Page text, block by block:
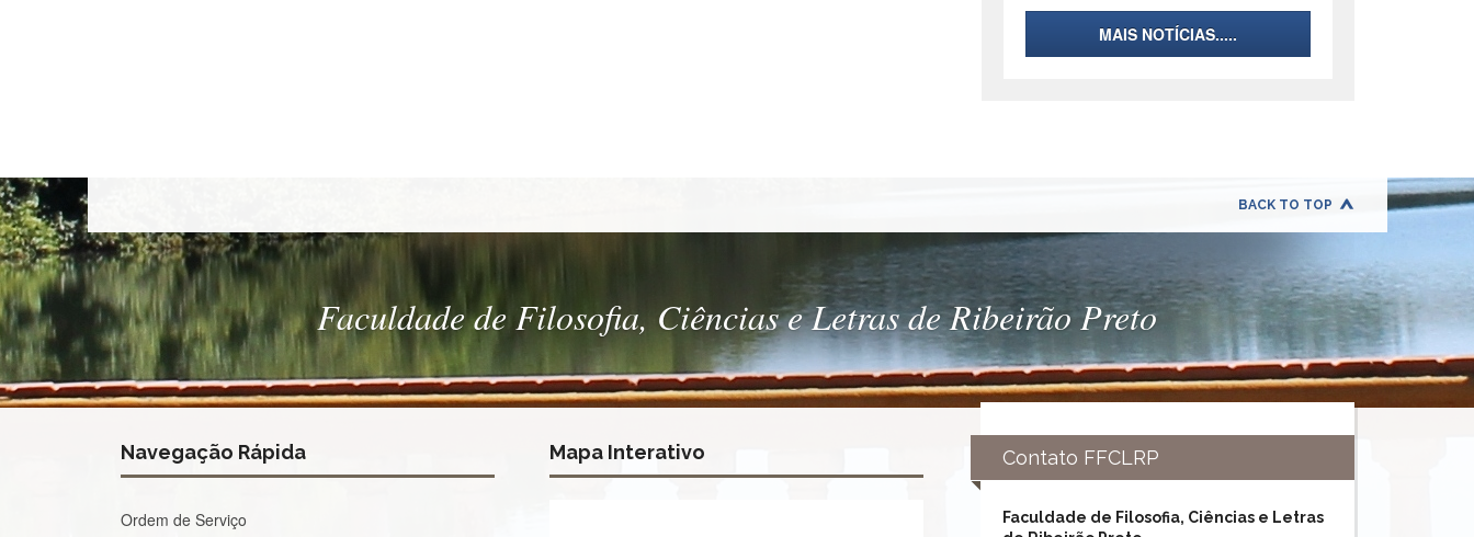
MAIS NOTÍCIAS.....
BACK TO TOP
Faculdade de Filosofia, Ciências e Letras de Ribeirão Preto
Navegação Rápida
Ordem de Serviço
Mapa Interativo Contato FFCLRP
Faculdade de Filosofia, Ciências e Letras